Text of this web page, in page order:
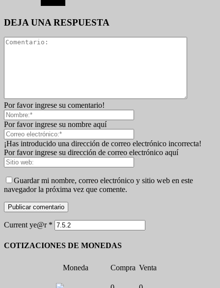
DEJA UNA RESPUESTA
Por favor ingrese su comentario!
Por favor ingrese su nombre aquí
¡Has introducido una dirección de correo electrónico incorrecta!
Por favor ingrese su dirección de correo electrónico aquí
Guardar mi nombre, correo electrónico y sitio web en este
navegador la próxima vez que comente.
Current ye@r *
COTIZACIONES DE MONEDAS
Moneda Compra Venta